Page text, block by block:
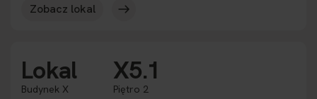
Zobacz lokal
Lokal
Budynek X
X5.1
Piętro 2